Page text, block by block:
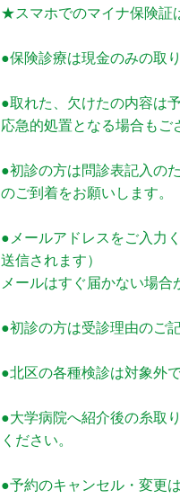
★スマホでのマイナ保険証
●保険診療は現金のみの取り
●取れた、欠けたの内容は
応急的処置となる場合もご
●初診の方は問診表記入の
のご到着をお願いします。
●メールアドレスをご入力
送信されます）
メールはすぐ届かない場合
●初診の方は受診理由のご
●北区の各種検診は対象外で
●大学病院へ紹介後の糸取
ください。
●予約のキャンセル・変更